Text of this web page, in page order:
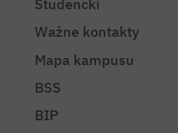
Studencki
Ważne kontakty
Mapa kampusu
BSS
BIP